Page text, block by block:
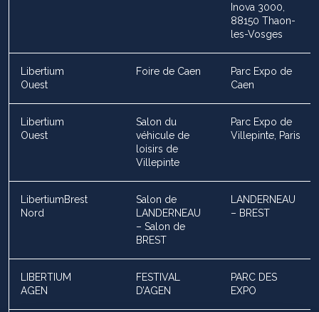
Inova 3000,
88150 Thaon-
les-Vosges
Libertium
Ouest
Foire de Caen
Parc Expo de
Caen
Libertium
Ouest
Salon du
véhicule de
loisirs de
Villepinte
Parc Expo de
Villepinte, Paris
LibertiumBrest
Nord
Salon de
LANDERNEAU
– Salon de
BREST
LANDERNEAU
– BREST
LIBERTIUM
AGEN
FESTIVAL
D’AGEN
PARC DES
EXPO